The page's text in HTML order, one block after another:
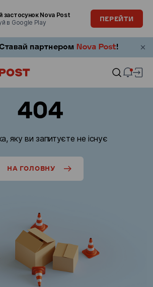
застосунок Nova Post
в Google Play
ПЕРЕЙТИ
404
яку ви запитуєте не існує
НА ГОЛОВНУ